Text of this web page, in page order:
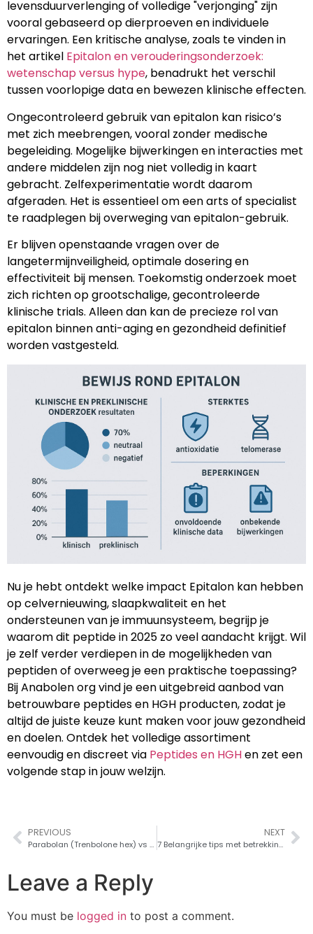
levensduurverlenging of volledige "verjonging" zijn
vooral gebaseerd op dierproeven en individuele
ervaringen. Een kritische analyse, zoals te vinden in
het artikel Epitalon en verouderingsonderzoek:
wetenschap versus hype, benadrukt het verschil
tussen voorlopige data en bewezen klinische effecten.
Ongecontroleerd gebruik van epitalon kan risico’s
met zich meebrengen, vooral zonder medische
begeleiding. Mogelijke bijwerkingen en interacties met
andere middelen zijn nog niet volledig in kaart
gebracht. Zelfexperimentatie wordt daarom
afgeraden. Het is essentieel om een arts of specialist
te raadplegen bij overweging van epitalon-gebruik.
Er blijven openstaande vragen over de
langetermijnveiligheid, optimale dosering en
effectiviteit bij mensen. Toekomstig onderzoek moet
zich richten op grootschalige, gecontroleerde
klinische trials. Alleen dan kan de precieze rol van
epitalon binnen anti-aging en gezondheid definitief
worden vastgesteld.
Nu je hebt ontdekt welke impact Epitalon kan hebben
op celvernieuwing, slaapkwaliteit en het
ondersteunen van je immuunsysteem, begrijp je
waarom dit peptide in 2025 zo veel aandacht krijgt. Wil
je zelf verder verdiepen in de mogelijkheden van
peptiden of overweeg je een praktische toepassing?
Bij Anabolen org vind je een uitgebreid aanbod van
betrouwbare peptides en HGH producten, zodat je
altijd de juiste keuze kunt maken voor jouw gezondheid
en doelen. Ontdek het volledige assortiment
eenvoudig en discreet via Peptides en HGHen zet een
volgende stap in jouw welzijn.
PREVIOUS
Parabolan (Trenbolone hex) vs andere Anabolen
NEXT
7 Belangrijke tips met betrekking tot afslankpillen (rebelsys of oral ozempic)
Leave a Reply
You must be logged in to post a comment.